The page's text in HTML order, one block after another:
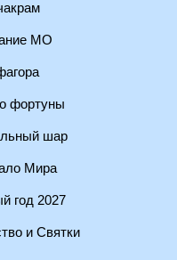
МО
фортуны
шар
Мира
год 2027
и Святки